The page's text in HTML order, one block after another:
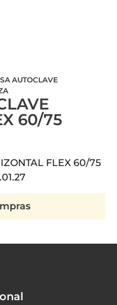
AUTOCLAVE
60/75
FLEX 60/75